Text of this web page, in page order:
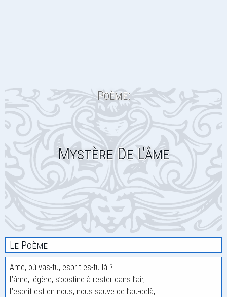
Poème:
Mystère De L’âme
Le Poème
Ame, où vas-tu, esprit es-tu là ?
L’âme, légère, s’obstine à rester dans l’air,
L’esprit est en nous, nous sauve de l’au-delà,